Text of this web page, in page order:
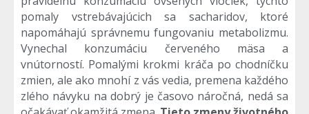
pomaly vstrebávajúcich sa sacharidov, ktoré
napomáhajú správnemu fungovaniu metabolizmu.
Vynechal konzumáciu červeného mäsa a
vnútorností. Pomalými krokmi kráča po chodníčku
zmien, ale ako mnohí z vás vedia, premena každého
zlého návyku na dobrý je časovo náročná, nedá sa